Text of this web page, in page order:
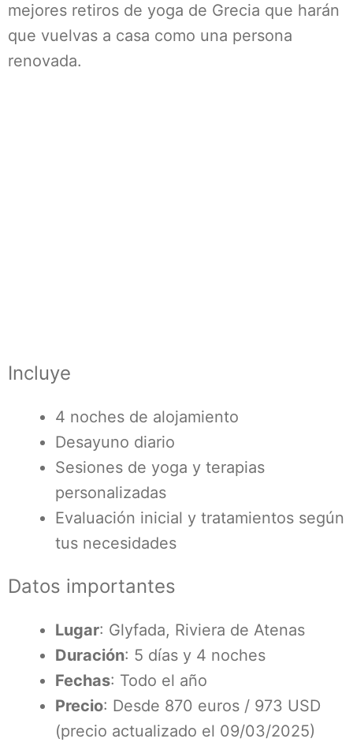
mejores retiros de yoga de Grecia que harán
que vuelvas a casa como una persona
renovada.
Incluye
4 noches de alojamiento
Desayuno diario
Sesiones de yoga y terapias
personalizadas
Evaluación inicial y tratamientos según
tus necesidades
Datos importantes
Lugar: Glyfada, Riviera de Atenas
Duración: 5 días y 4 noches
Fechas: Todo el año
Precio: Desde 870 euros / 973 USD
(precio actualizado el 09/03/2025)